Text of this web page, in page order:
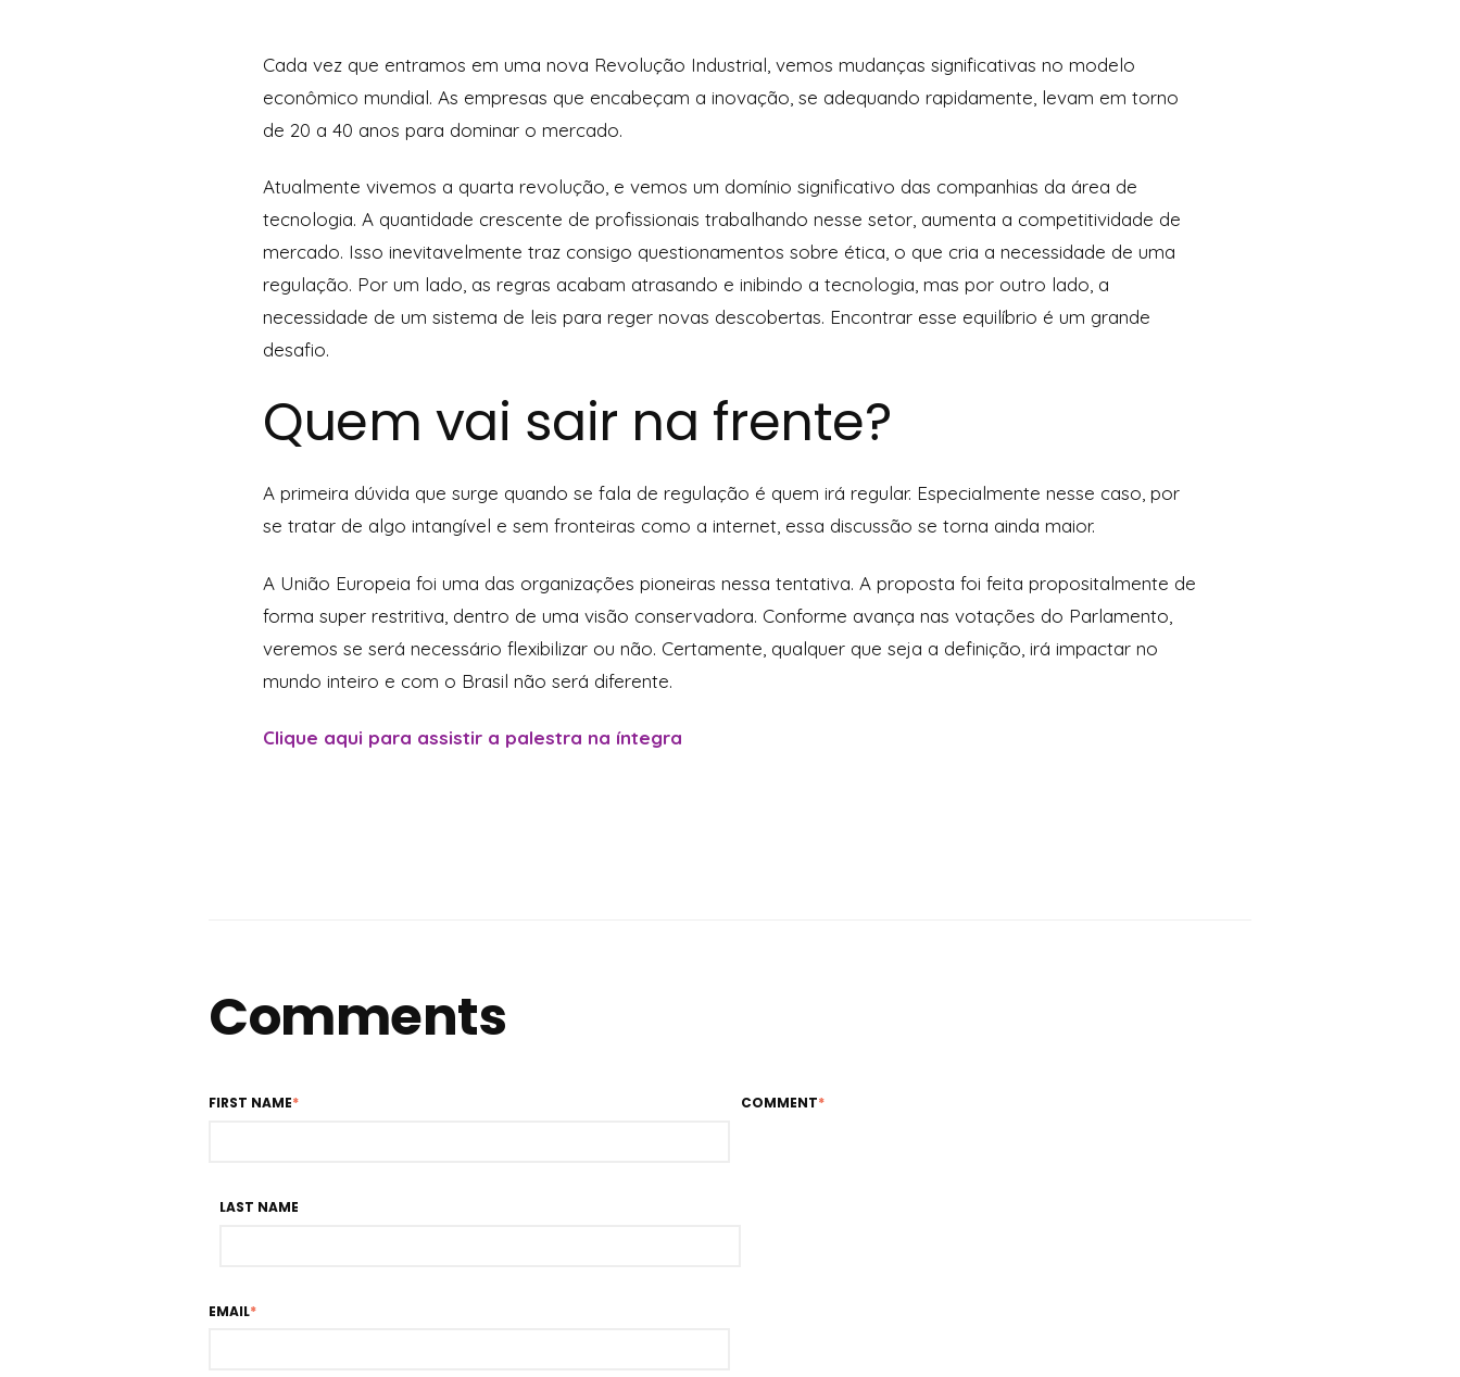
Cada vez que entramos em uma nova Revolução Industrial, vemos mudanças significativas no modelo
econômico mundial. As empresas que encabeçam a inovação, se adequando rapidamente, levam em torno
de 20 a 40 anos para dominar o mercado.
Atualmente vivemos a quarta revolução, e vemos um domínio significativo das companhias da área de
tecnologia. A quantidade crescente de profissionais trabalhando nesse setor, aumenta a competitividade de
mercado. Isso inevitavelmente traz consigo questionamentos sobre ética, o que cria a necessidade de uma
regulação. Por um lado, as regras acabam atrasando e inibindo a tecnologia, mas por outro lado, a
necessidade de um sistema de leis para reger novas descobertas. Encontrar esse equilíbrio é um grande
desafio.
Quem vai sair na frente?
A primeira dúvida que surge quando se fala de regulação é quem irá regular. Especialmente nesse caso, por
se tratar de algo intangível e sem fronteiras como a internet, essa discussão se torna ainda maior.
A União Europeia foi uma das organizações pioneiras nessa tentativa. A proposta foi feita propositalmente de
forma super restritiva, dentro de uma visão conservadora. Conforme avança nas votações do Parlamento,
veremos se será necessário flexibilizar ou não. Certamente, qualquer que seja a definição, irá impactar no
mundo inteiro e com o Brasil não será diferente.
Clique aqui para assistir a palestra na íntegra
Comments
FIRST NAME*
LAST NAME
EMAIL*
COMMENT*